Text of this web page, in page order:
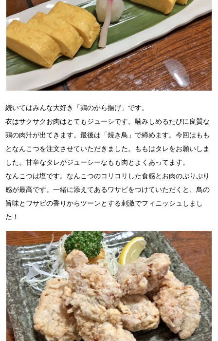
続いてはみんな大好き「鶏のから揚げ」です。
衣はサクサクお肉はとてもジューシです。噛みしめるたびに良質な
鶏の肉汁が出てきます。最後は「焼き鳥」で締めます。今回はもも
となんこつを注文させていただきました。
ももはタレをお願いしま
した。甘辛なタレがジューシーなもも肉とよくあってます。
なんこつは塩です。なんこつのコリコリした食感とお肉のぷりぷり
感が最高です。一緒に添えてあるワサビをつけていただくと、鳥の
旨味とワサビの香りからツーンとする刺激でフィニッシュしまし
た！